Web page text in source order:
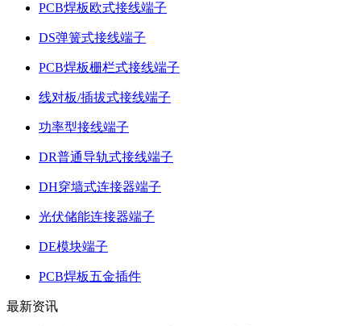
PCB焊板欧式接线端子
DS弹簧式接线端子
PCB焊板栅栏式接线端子
线对板/插拔式接线端子
功率型接线端子
DR普通导轨式接线端子
DH穿墙式连接器端子
光伏储能连接器端子
DE模块端子
PCB焊板五金插件
最新资讯